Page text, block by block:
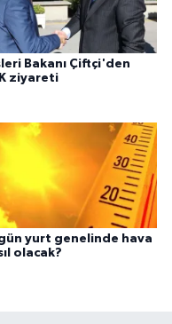
Bakanı Çiftçi'den
ziyareti
yurt genelinde hava
olacak?